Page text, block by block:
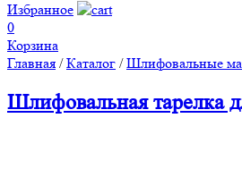
Избранное
0
Корзина
Главная /Каталог /Шлифовальные
Шлифовальная